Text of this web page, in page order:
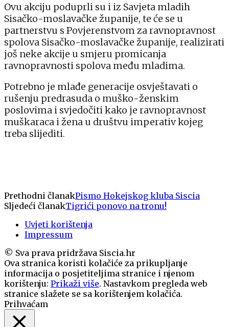
Ovu akciju poduprli su i iz Savjeta mladih
Sisačko-moslavačke županije, te će se u
partnerstvu s Povjerenstvom za ravnopravnost
spolova Sisačko-moslavačke županije, realizirati
još neke akcije u smjeru promicanja
ravnopravnosti spolova među mladima.
Potrebno je mlađe generacije osvještavati o
rušenju predrasuda o muško-ženskim
poslovima i svjedočiti kako je ravnopravnost
muškaraca i žena u društvu imperativ kojeg
treba slijediti.
Prethodni članakPismo Hokejskog kluba Siscia
Sljedeći članakTigrići ponovo na tronu!
Uvjeti korištenja
Impressum
© Sva prava pridržava Siscia.hr
Ova stranica koristi kolačiće za prikupljanje
informacija o posjetiteljima stranice i njenom
korištenju: Prikaži više. Nastavkom pregleda web
stranice slažete se sa korištenjem kolačića.
Prihvaćam